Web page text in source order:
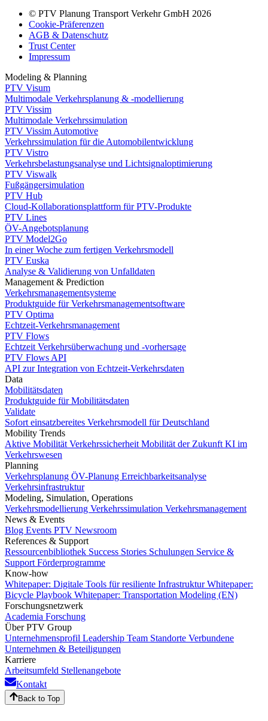
© PTV Planung Transport Verkehr GmbH 2026
Cookie-Präferenzen
AGB & Datenschutz
Trust Center
Impressum
Modeling & Planning
PTV Visum
Multimodale Verkehrsplanung & -modellierung
PTV Vissim
Multimodale Verkehrssimulation
PTV Vissim Automotive
Verkehrssimulation für die Automobilentwicklung
PTV Vistro
Verkehrsbelastungsanalyse und Lichtsignaloptimierung
PTV Viswalk
Fußgängersimulation
PTV Hub
Cloud-Kollaborationsplattform für PTV-Produkte
PTV Lines
ÖV-Angebotsplanung
PTV Model2Go
In einer Woche zum fertigen Verkehrsmodell
PTV Euska
Analyse & Validierung von Unfalldaten
Management & Prediction
Verkehrsmanagementsysteme
Produktguide für Verkehrsmanagementsoftware
PTV Optima
Echtzeit-Verkehrsmanagement
PTV Flows
Echtzeit Verkehrsüberwachung und -vorhersage
PTV Flows API
API zur Integration von Echtzeit-Verkehrsdaten
Data
Mobilitätsdaten
Produktguide für Mobilitätsdaten
Validate
Sofort einsatzbereites Verkehrsmodell für Deutschland
Mobility Trends
Aktive Mobilität Verkehrssicherheit Mobilität der Zukunft KI im
Verkehrswesen
Planning
Verkehrsplanung ÖV-Planung Erreichbarkeitsanalyse
Verkehrsinfrastruktur
Modeling, Simulation, Operations
Verkehrsmodellierung Verkehrssimulation Verkehrsmanagement
News & Events
Blog Events PTV Newsroom
References & Support
Ressourcenbibliothek Success Stories Schulungen Service &
Support Förderprogramme
Know-how
Whitepaper: Digitale Tools für resiliente InfrastrukturWhitepaper:
Bicycle Playbook Whitepaper: Transportation Modeling (EN)
Forschungsnetzwerk
Academia Forschung
Über PTV Group
Unternehmensprofil Leadership Team Standorte Verbundene
Unternehmen & Beteiligungen
Karriere
Arbeitsumfeld Stellenangebote
Kontakt
Back to Top